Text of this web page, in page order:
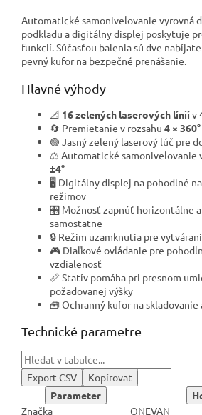
Automatické samonivelovanie vyrovná
podkladu a digitálny displej poskytuje
funkcií. Súčasťou balenia sú dve
pevný kufor na bezpečné prenášanie.
Hlavné výhody
📐 16 zelených laserových líniív
🔄 Premietanie v rozsahu 4 × 360°
🟢 Jasný zelený laserový lúč pre
⚖️ Automatické samonivelovanie
±4°
🖥️ Digitálny displej na pohodlné
režimov
🎛️ Možnosť zapnúť horizontálne
samostatne
🔒 Režim uzamknutia pre
🎮 Diaľkové ovládanie pre
vzdialenosť
📏 Statív pomáha pri presnom
požadovanej výšky
🧰 Ochranný kufor na
Technické parametre
Export CSV
Kopírovat
Parameter
Značka
ONEVAN